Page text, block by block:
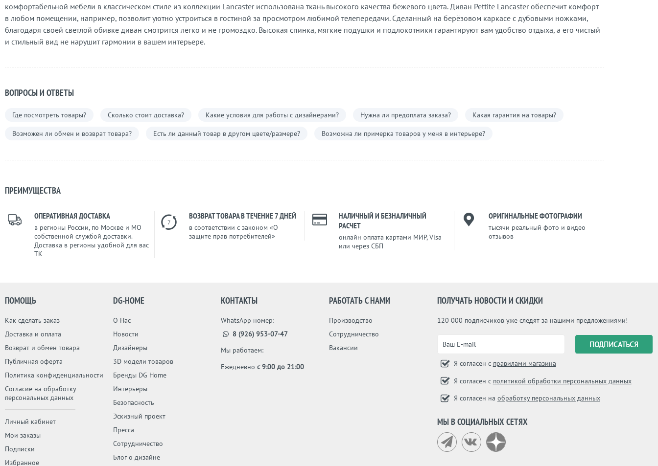
комфортабельной мебели в классическом стиле из коллекции Lancaster использована ткань высокого качества бежевого цвета. Диван Pettite Lancaster обеспечит комфорт
в любом помещении, например, позволит уютно устроиться в гостиной за просмотром любимой телепередачи. Сделанный на берёзовом каркасе с дубовыми ножками,
благодаря своей светлой обивке диван смотрится легко и не громоздко. Высокая спинка, мягкие подушки и подлокотники гарантируют вам удобство отдыха, а его чистый
и стильный вид не нарушит гармонии в вашем интерьере.
ВОПРОСЫ И ОТВЕТЫ
Где посмотреть товары? Сколько стоит доставка? Какие условия для работы с дизайнерами? Нужна ли предоплата заказа? Какая гарантия на товары?
Возможен ли обмен и возврат товара? Есть ли данный товар в другом цвете/размере? Возможна ли примерка товаров у меня в интерьере?
ПРЕИМУЩЕСТВА
ОПЕРАТИВНАЯ ДОСТАВКА
в регионы России, по Москве и МО
собственной службой доставки.
Доставка в регионы удобной для вас
ТК
7
ВОЗВРАТ ТОВАРА В ТЕЧЕНИЕ 7 ДНЕЙ
в соответствии с законом «О
защите прав потребителей»
НАЛИЧНЫЙ И БЕЗНАЛИЧНЫЙ
РАСЧЕТ
онлайн оплата картами МИР, Visa
или через СБП
ОРИГИНАЛЬНЫЕ ФОТОГРАФИИ
тысячи реальный фото и видео
отзывов
ПОЛУЧАТЬ НОВОСТИ И СКИДКИ
120 000 подписчиков уже следят за нашими предложениями!
Я согласен с правилами магазина
Я согласен с политикой обработки персональных данных
Я согласен на обработку персональных данных
МЫ В СОЦИАЛЬНЫХ СЕТЯХ
ПОМОЩЬ
Как сделать заказ
Доставка и оплата
Возврат и обмен товара
Публичная оферта
Политика конфиденциальности
Согласие на обработку
персональных данных
Личный кабинет
Мои заказы
Подписки
Избранное
DG-HOME
О Нас
Новости
Дизайнеры
3D модели товаров
Бренды DG Home
Интерьеры
Безопасность
Эскизный проект
Пресса
Сотрудничество
Блог о дизайне
КОНТАКТЫ
WhatsApp номер:
8 (926) 953-07-47
Мы работаем:
Ежедневнос 9:00 до 21:00
РАБОТАТЬ С НАМИ
Производство
Сотрудничество
Вакансии